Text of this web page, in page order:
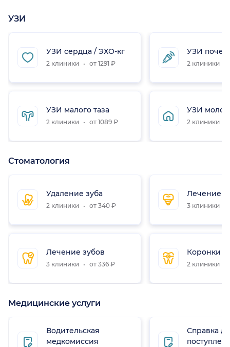
УЗИ
УЗИ сердца / ЭХО-кг
2 клиники от 1291 ₽
УЗИ малого таза
2 клиники от 1089 ₽
УЗИ почек
2 клиники
УЗИ
2 клиники
Стоматология
Удаление зуба
2 клиники от 340 ₽
Лечение зубов
3 клиники от 336 ₽
Лечение
3 клиники
Коронки
2 клиники
Медицинские услуги
Водительская
медкомиссия
Справка